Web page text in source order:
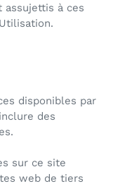
assujettis à ces
disponibles par
des
sur ce site
web de tiers